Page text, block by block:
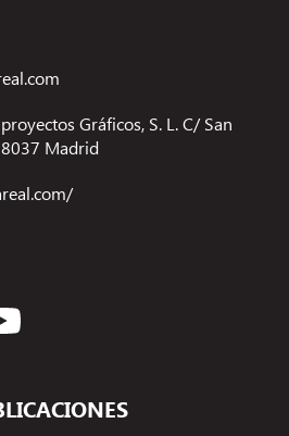
Gráficos, S. L. C/ San
Madrid